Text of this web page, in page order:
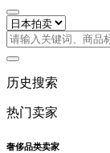
历史搜索
热门卖家
奢侈品类卖家